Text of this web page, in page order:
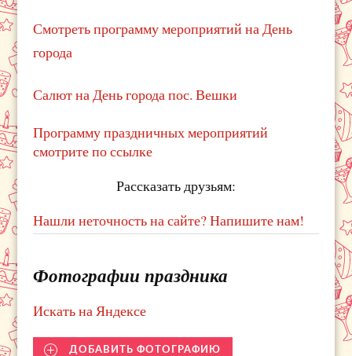
Смотреть программу мероприятий на День
города
Салют на День города пос. Вешки
Программу праздничных мероприятий
смотрите по ссылке
Рассказать друзьям:
Нашли неточность на сайте? Напишите нам!
Фотографии праздника
Искать на Яндексе
ДОБАВИТЬ ФОТОГРАФИЮ